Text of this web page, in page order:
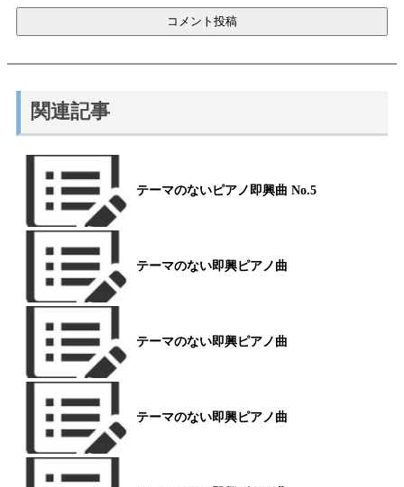
関連記事
テーマのないピアノ即興曲 No.5
テーマのない即興ピアノ曲
テーマのない即興ピアノ曲
テーマのない即興ピアノ曲